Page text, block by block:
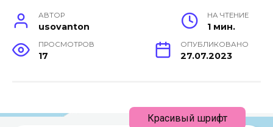
АВТОР
usovanton
НА ЧТЕНИЕ
1 мин.
ПРОСМОТРОВ
17
ОПУБЛИКОВАНО
27.07.2023
Красивый шрифт